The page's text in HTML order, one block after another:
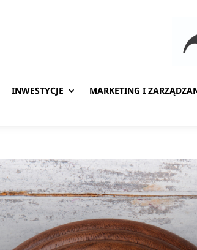
INWESTYCJE MARKETING I